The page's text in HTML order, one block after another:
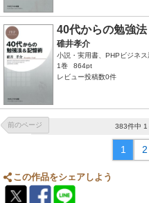
40代からの勉強
碓井孝介
小説・実用書、PHPビジネス
1巻
864pt
レビュー投稿数0件
前のページ 383件中 1
1 2
この作品をシェアしよう